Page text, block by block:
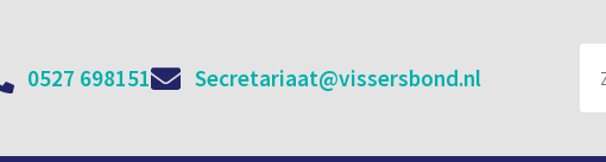
0527 698151 Secretariaat@vissersbond.nl